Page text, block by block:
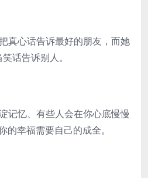
心话告诉最好的朋友，而她
话告诉别人。
忆、有些人会在你心底慢慢
的幸福需要自己的成全。